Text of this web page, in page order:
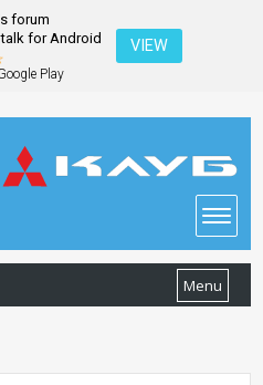
forum
for Android
Play
VIEW
Menu